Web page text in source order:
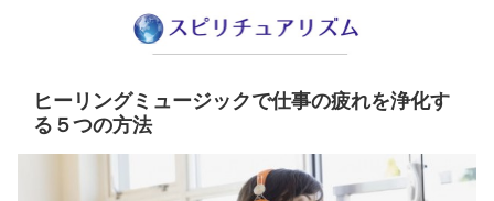
ヒーリングミュージックで仕事の疲れを浄化す
る５つの方法